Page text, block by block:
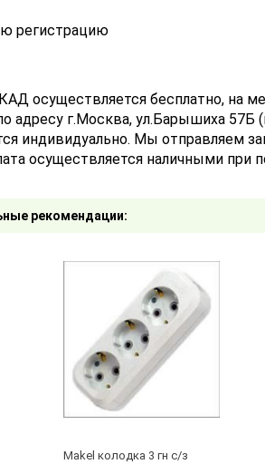
регистрацию
осуществляется бесплатно, на
адресу г.Москва, ул.Барышиха 57Б
индивидуально. Мы отправляем
осуществляется наличными при
рекомендации:
16А 380В IP44Makel колодка 3 гн с/з